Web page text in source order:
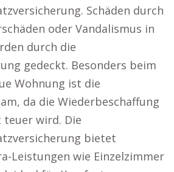
Schäden durch
oder Vandalismus in
durch die
gedeckt. Besonders beim
Wohnung ist die
da die Wiederbeschaffung
teuer wird. Die
bietet
Leistungen wie Einzelzimmer